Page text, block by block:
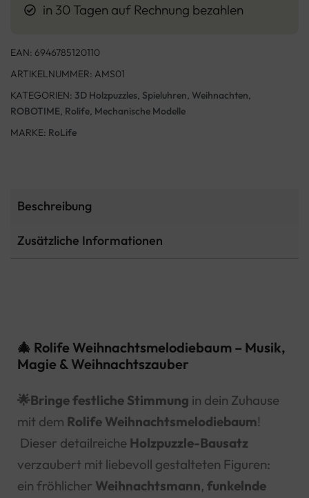
in 30 Tagen auf Rechnung bezahlen
EAN: 6946785120110
ARTIKELNUMMER: AMS01
KATEGORIEN: 3D Holzpuzzles, Spieluhren, Weihnachten,
ROBOTIME, Rolife, Mechanische Modelle
MARKE: RoLife
Beschreibung
Zusätzliche Informationen
🎄 Rolife Weihnachtsmelodiebaum – Musik,
Magie & Weihnachtszauber
🌟Bringe festliche Stimmung in dein Zuhause
mit dem Rolife Weihnachtsmelodiebaum!
Dieser detailreiche Holzpuzzle-Bausatz
verzaubert mit liebevoll gestalteten Figuren:
ein fröhlicher Weihnachtsmann, funkelnde